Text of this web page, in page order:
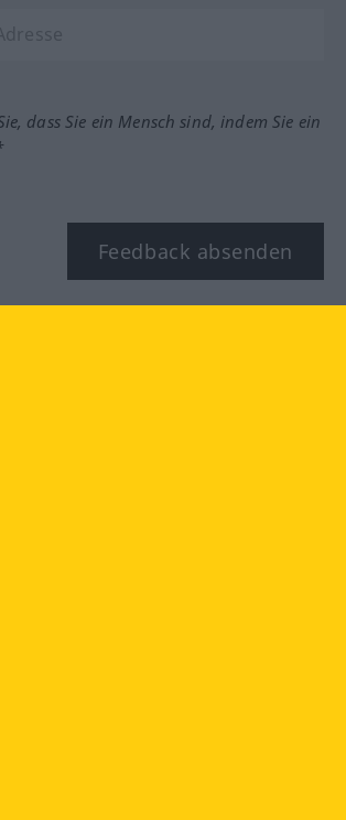
dass Sie ein Mensch sind, indem Sie ein
Feedback absenden